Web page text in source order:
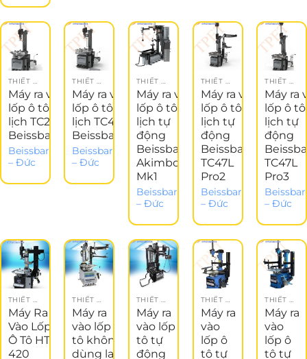
THIẾT BỊ LÀM LỐP
Máy ra vào
lốp ô tô du
lịch TC22
Beissbarth
Beissbarth
– Đức
THIẾT BỊ LÀM LỐP
Máy ra vào
lốp ô tô du
lịch TC45
Beissbarth
Beissbarth
– Đức
THIẾT BỊ LÀM LỐP
Máy ra vào
lốp ô tô du
lịch tự
động
Beissbarth
Akimbo
Mk1
Beissbarth
– Đức
THIẾT BỊ LÀM LỐP
Máy ra vào
lốp ô tô du
lịch tự
động
Beissbarth
TC47L
Pro2
Beissbarth
– Đức
THIẾT BỊ LÀM LỐP
Máy ra
lốp ô
lịch tự
động
TC47L
Pro3
– Đức
Máy Ra
Vào Lốp
Ô Tô HT-
420
Máy ra
vào lốp ô
tô không
dùng la
Máy ra
vào lốp ô
tô tự
động
Máy ra
vào
lốp ô
tô tự
Máy ra
vào
lốp ô
tô tự